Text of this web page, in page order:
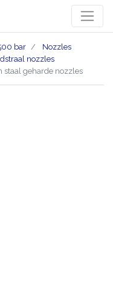
bar
Nozzles
nozzles
staal geharde nozzles